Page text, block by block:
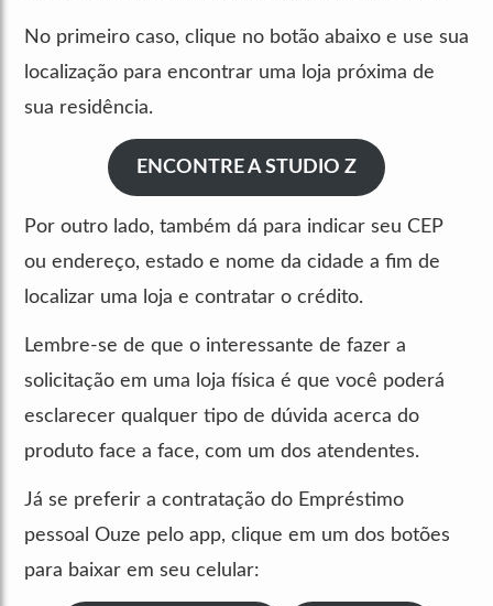
No primeiro caso, clique no botão abaixo e use sua
localização para encontrar uma loja próxima de
sua residência.
ENCONTRE A STUDIO Z
Por outro lado, também dá para indicar seu CEP
ou endereço, estado e nome da cidade a fim de
localizar uma loja e contratar o crédito.
Lembre-se de que o interessante de fazer a
solicitação em uma loja física é que você poderá
esclarecer qualquer tipo de dúvida acerca do
produto face a face, com um dos atendentes.
Já se preferir a contratação do Empréstimo
pessoal Ouze pelo app, clique em um dos botões
para baixar em seu celular: